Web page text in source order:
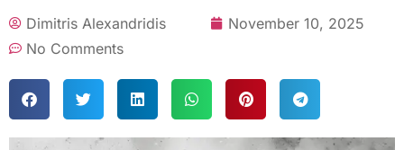
Dimitris Alexandridis
November 10, 2025
No Comments